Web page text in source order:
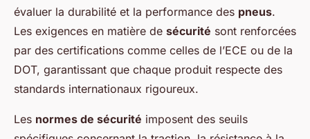
évaluer la durabilité et la performance des pneus.
Les exigences en matière de sécurité sont renforcées
par des certifications comme celles de l’ECE ou de la
DOT, garantissant que chaque produit respecte des
standards internationaux rigoureux.
Les normes de sécurité imposent des seuils